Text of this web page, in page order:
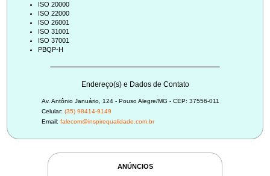
ISO 20000
ISO 22000
ISO 26001
ISO 31001
ISO 37001
PBQP-H
Endereço(s) e Dados de Contato
Av. Antônio Januário, 124 - Pouso Alegre/MG - CEP: 37556-011
Celular: (35) 98414-9149
Email: falecom@inspirequalidade.com.br
ANÚNCIOS